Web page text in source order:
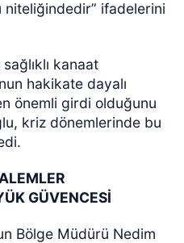
niteliğindedir” ifadelerini
kanaat
hakikate dayalı
önemli girdi olduğunu
kriz dönemlerinde bu
GÜVENCESİ
Bölge Müdürü Nedim